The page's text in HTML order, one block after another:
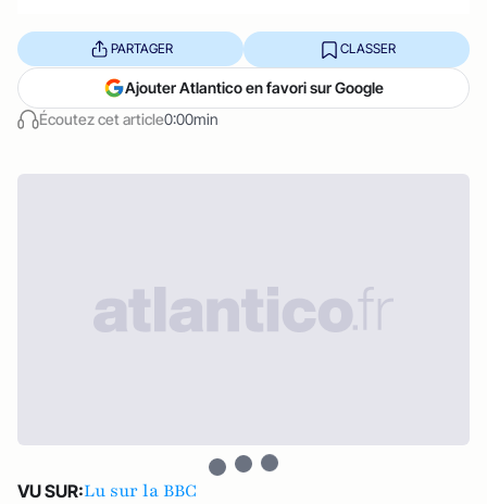
Écoutez cet article0:00min
PARTAGER CLASSER
Ajouter Atlantico en favori sur Google
VU SUR:Lu sur la BBC